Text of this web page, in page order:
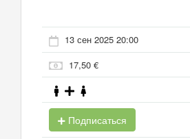
13 сен 2025 20:00
17,50 €
Подписаться